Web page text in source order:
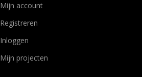
Mijn account
Registreren
Inloggen
Mijn projecten